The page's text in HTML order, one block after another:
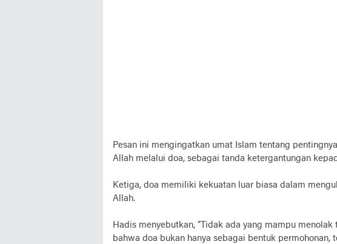
Pesan ini mengingatkan umat Islam tentang
Allah melalui doa, sebagai tanda ketergantungan
Ketiga, doa memiliki kekuatan luar biasa dalam
Allah.
Hadis menyebutkan, “Tidak ada yang mampu
bahwa doa bukan hanya sebagai bentuk permohonan,